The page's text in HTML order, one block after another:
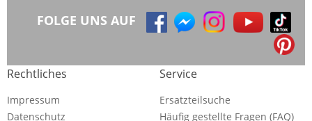
FOLGE UNS AUF
Rechtliches
Impressum
Datenschutz
Service
Ersatzteilsuche
Häufig gestellte Fragen (FAQ)